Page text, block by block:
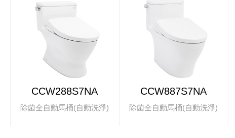
CCW288S7NA
除菌全自動馬桶(自動洗淨)
CCW887S7NA
除菌全自動馬桶(自動洗淨)